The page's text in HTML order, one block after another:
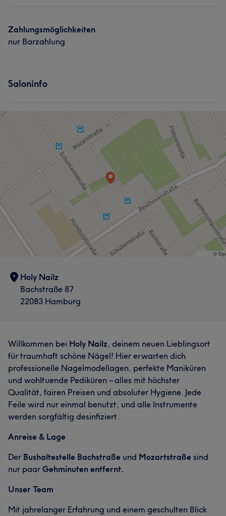
Zahlungsmöglichkeiten
nur Barzahlung
Saloninfo
Holy Nailz
Bachstraße 87
22083 Hamburg
Willkommen bei Holy Nailz, deinem neuen Lieblingsort
für traumhaft schöne Nägel! Hier erwarten dich
professionelle Nagelmodellagen, perfekte Maniküren
und wohltuende Pediküren – alles mit höchster
Qualität, fairen Preisen und absoluter Hygiene. Jede
Feile wird nur einmal benutzt, und alle Instrumente
werden sorgfältig desinfiziert.
Anreise & Lage
Der Bushaltestelle Bachstraße und Mozartstraße sind
nur paar Gehminuten entfernt.
Unser Team
Mit jahrelanger Erfahrung und einem geschulten Blick